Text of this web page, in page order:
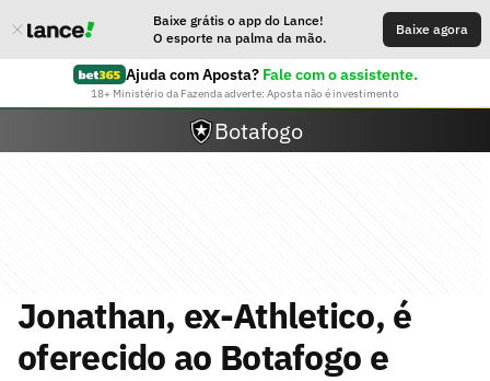
Baixe grátis o app do Lance!
O esporte na palma da mão.
Baixe agora
Ajuda com Aposta? Fale com o assistente.
18+ Ministério da Fazenda adverte: Aposta não é investimento
Botafogo
Jonathan, ex-Athletico, é
oferecido ao Botafogo e